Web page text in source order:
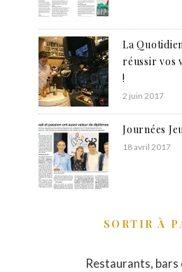
La
réussir vos
!
2 juin 2017
Journées
18 avril 2017
SORTIR À
Restaurants,